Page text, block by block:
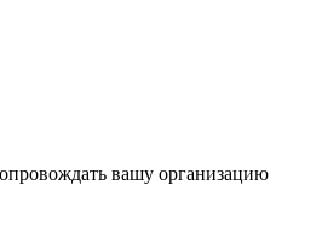
вашу организацию